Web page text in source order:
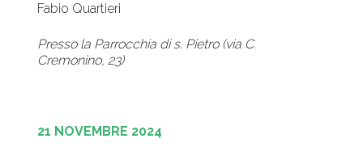
Fabio Quartieri
Presso la Parrocchia di s. Pietro (via C.
Cremonino, 23)
21 NOVEMBRE 2024